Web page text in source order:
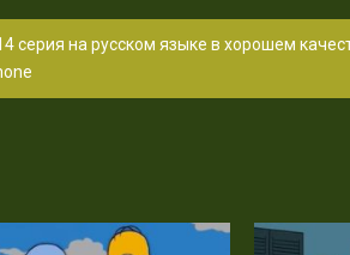
серия на русском языке в хорошем